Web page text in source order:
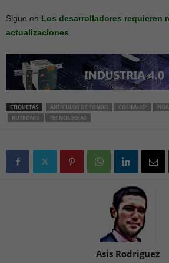
Sigue en Los desarrolladores requieren
actualizaciones
ETIQUETAS ARTÍCULOS DE FONDO COSINUSSº
RUTRONIK
TECNOLOGÍAS
Asis Rodriguez